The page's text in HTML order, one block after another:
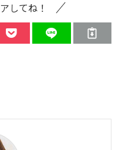
してね！